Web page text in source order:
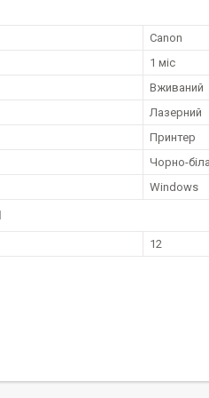
Canon
1 міс
Вживаний
Лазерний
Принтер
Чорно-
Windows
12